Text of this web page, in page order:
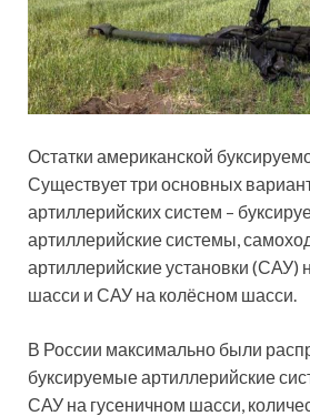
Остатки американской
Существует три основных
артиллерийских систем –
артиллерийские системы,
артиллерийские установки (САУ)
шасси и САУ на колёсном шасси.
В России максимально были
буксируемые артиллерийские
САУ на гусеничном шасси,